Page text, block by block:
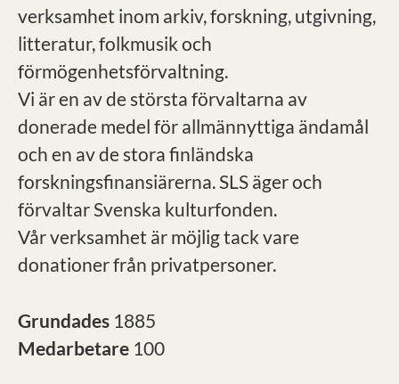
verksamhet inom arkiv, forskning, utgivning,
litteratur, folkmusik och
förmögenhetsförvaltning.
Vi är en av de största förvaltarna av
donerade medel för allmännyttiga ändamål
och en av de stora finländska
forskningsfinansiärerna. SLS äger och
förvaltar Svenska kulturfonden.
Vår verksamhet är möjlig tack vare
donationer från privatpersoner.
Grundades 1885
Medarbetare 100